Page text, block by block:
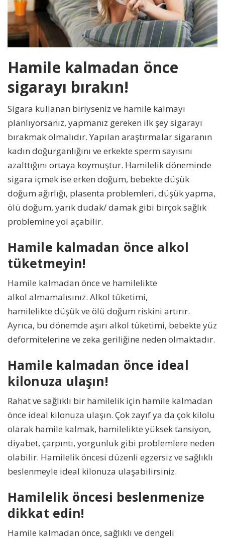
Hamile kalmadan önce
sigarayı bırakın!
Sigara kullanan biriyseniz ve hamile kalmayı
planlıyorsanız, yapmanız gereken ilk şey sigarayı
bırakmak olmalıdır. Yapılan araştırmalar sigaranın
kadın doğurganlığını ve erkekte sperm sayısını
azalttığını ortaya koymuştur. Hamilelik döneminde
sigara içmek ise erken doğum, bebekte düşük
doğum ağırlığı, plasenta problemleri, düşük yapma,
ölü doğum, yarık dudak/ damak gibi birçok sağlık
problemine yol açabilir.
Hamile kalmadan önce alkol
tüketmeyin!
Hamile kalmadan önce ve hamilelikte
alkol almamalısınız. Alkol tüketimi,
hamilelikte düşük ve ölü doğum riskini artırır.
Ayrıca, bu dönemde aşırı alkol tüketimi, bebekte yüz
deformitelerine ve zeka geriliğine neden olmaktadır.
Hamile kalmadan önce ideal
kilonuza ulaşın!
Rahat ve sağlıklı bir hamilelik için hamile kalmadan
önce ideal kilonuza ulaşın. Çok zayıf ya da çok kilolu
olarak hamile kalmak, hamilelikte yüksek tansiyon,
diyabet, çarpıntı, yorgunluk gibi problemlere neden
olabilir. Hamilelik öncesi düzenli egzersiz ve sağlıklı
beslenmeyle ideal kilonuza ulaşabilirsiniz.
Hamilelik öncesi beslenmenize
dikkat edin!
Hamile kalmadan önce, sağlıklı ve dengeli